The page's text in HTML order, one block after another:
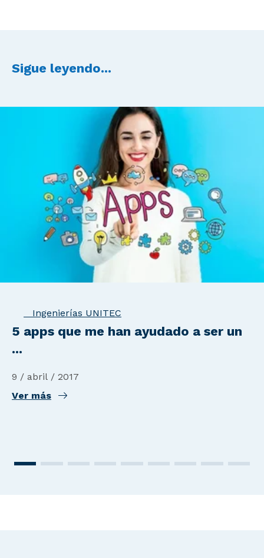
Sigue leyendo...
Ingenierías UNITEC
5 apps que me han ayudado a ser un
...
9 / abril / 2017
Ver más